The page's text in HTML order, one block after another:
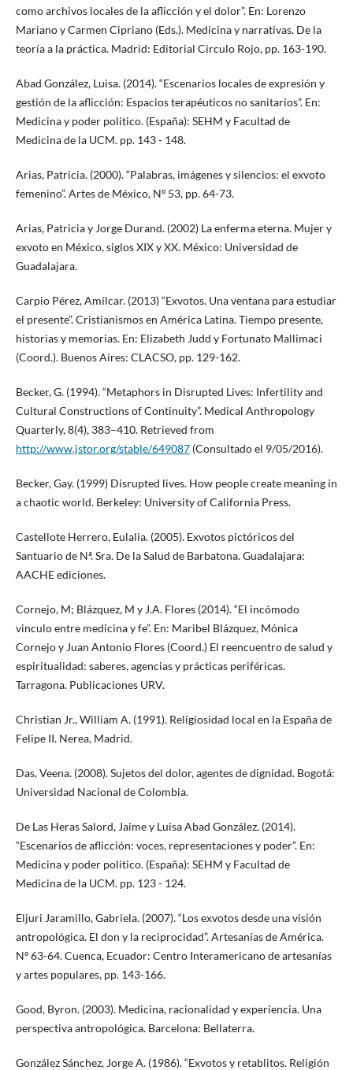
como archivos locales de la aflicción y el dolor”. En: Lorenzo
Mariano y Carmen Cipriano (Eds.). Medicina y narrativas. De la
teoría a la práctica. Madrid: Editorial Circulo Rojo, pp. 163-190.
Abad González, Luisa. (2014). “Escenarios locales de expresión y
gestión de la aflicción: Espacios terapéuticos no sanitarios”. En:
Medicina y poder político. (España): SEHM y Facultad de
Medicina de la UCM. pp. 143 - 148.
Arias, Patricia. (2000). “Palabras, imágenes y silencios: el exvoto
femenino”. Artes de México, Nº 53, pp. 64-73.
Arias, Patricia y Jorge Durand. (2002) La enferma eterna. Mujer y
exvoto en México, siglos XIX y XX. México: Universidad de
Guadalajara.
Carpio Pérez, Amílcar. (2013) “Exvotos. Una ventana para estudiar
el presente”. Cristianismos en América Latina. Tiempo presente,
historias y memorias. En: Elizabeth Judd y Fortunato Mallimaci
(Coord.). Buenos Aires: CLACSO, pp. 129-162.
Becker, G. (1994). “Metaphors in Disrupted Lives: Infertility and
Cultural Constructions of Continuity”. Medical Anthropology
Quarterly, 8(4), 383–410. Retrieved from
http://www.jstor.org/stable/649087(Consultado el 9/05/2016).
Becker, Gay. (1999) Disrupted lives. How people create meaning in
a chaotic world. Berkeley: University of California Press.
Castellote Herrero, Eulalia. (2005). Exvotos pictóricos del
Santuario de Nª. Sra. De la Salud de Barbatona. Guadalajara:
AACHE ediciones.
Cornejo, M; Blázquez, M y J.A. Flores (2014). “El incómodo
vinculo entre medicina y fe”. En: Maribel Blázquez, Mónica
Cornejo y Juan Antonio Flores (Coord.) El reencuentro de salud y
espiritualidad: saberes, agencias y prácticas periféricas.
Tarragona. Publicaciones URV.
Christian Jr., William A. (1991). Religiosidad local en la España de
Felipe II. Nerea, Madrid.
Das, Veena. (2008). Sujetos del dolor, agentes de dignidad. Bogotá:
Universidad Nacional de Colombia.
De Las Heras Salord, Jaime y Luisa Abad González. (2014).
“Escenarios de aflicción: voces, representaciones y poder”. En:
Medicina y poder político. (España): SEHM y Facultad de
Medicina de la UCM. pp. 123 - 124.
Eljuri Jaramillo, Gabriela. (2007). “Los exvotos desde una visión
antropológica. El don y la reciprocidad”. Artesanías de América.
Nº 63-64. Cuenca, Ecuador: Centro Interamericano de artesanías
y artes populares, pp. 143-166.
Good, Byron. (2003). Medicina, racionalidad y experiencia. Una
perspectiva antropológica. Barcelona: Bellaterra.
González Sánchez, Jorge A. (1986). “Exvotos y retablitos. Religión